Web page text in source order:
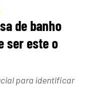
de banho
ser este o
para identificar